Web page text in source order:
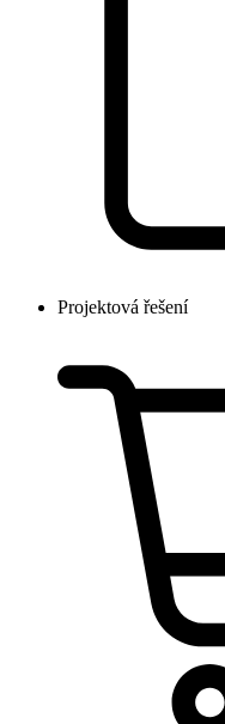
Projektová řešení